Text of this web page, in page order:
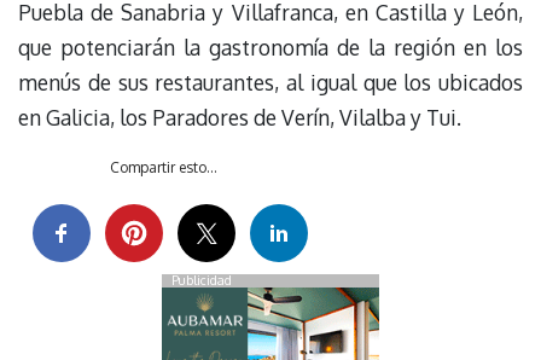
Puebla de Sanabria y Villafranca, en Castilla y León,
que potenciarán la gastronomía de la región en los
menús de sus restaurantes, al igual que los ubicados
en Galicia, los Paradores de Verín, Vilalba y Tui.
Compartir esto...
Publicidad